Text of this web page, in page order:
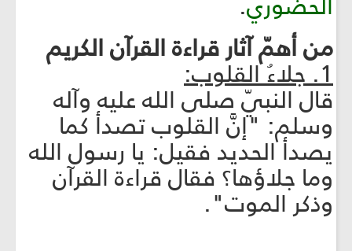
من أهمّ آثار قراءة القرآن الكريم
1. جلاءُ القلوب:
قال النبيّ صلى الله عليه وآله
وسلم: "إنَّ القلوب تصدأ كما
يصدأ الحديد فقيل: يا رسول الله
وما جلاؤها؟ فقال قراءة القرآن
وذكر الموت".